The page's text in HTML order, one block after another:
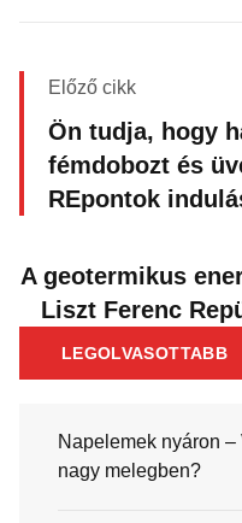
Előző cikk
Ön tudja, hogy
fémdobozt és
REpontok
A geotermikus
Liszt Ferenc
LEGOLVASOTTABB
Napelemek nyáron
nagy melegben?